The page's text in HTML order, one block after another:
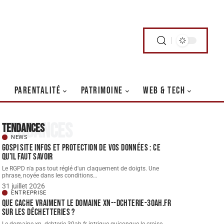
PARENTALITÉ PATRIMOINE WEB & TECH
Tendances
Tendances
NEWS
Gospi site infos et protection de vos données : ce
qu’il faut savoir
Le RGPD n'a pas tout réglé d'un claquement de doigts. Une
phrase, noyée dans les conditions…
31 juillet 2026
ENTREPRISE
Que cache vraiment le domaine xn--dchterie-30ah.fr
sur les déchetteries ?